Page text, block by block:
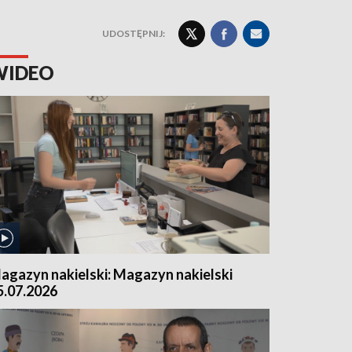
UDOSTĘPNIJ:
nakielski: Magazyn nakielski